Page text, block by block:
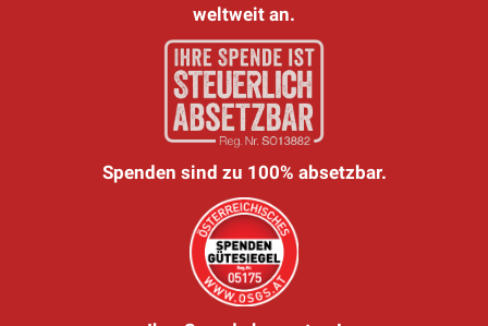
weltweit an.
Spenden sind zu 100% absetzbar.